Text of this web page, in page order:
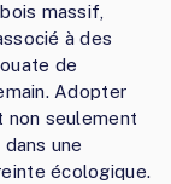
massif,
à des
de
Adopter
non seulement
une
écologique.